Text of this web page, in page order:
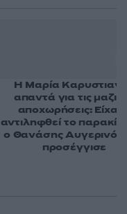
Η Μαρία
απαντά για τις
αποχωρήσεις:
αντιληφθεί το
ο Θανάσης Αυγερινός
προσέγγισε